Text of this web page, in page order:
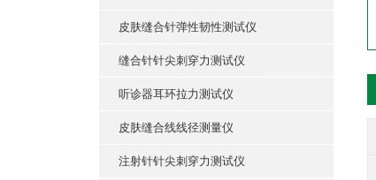
皮肤缝合针弹性韧性测试仪
缝合针针尖刺穿力测试仪
听诊器耳环拉力测试仪
皮肤缝合线线径测量仪
注射针针尖刺穿力测试仪